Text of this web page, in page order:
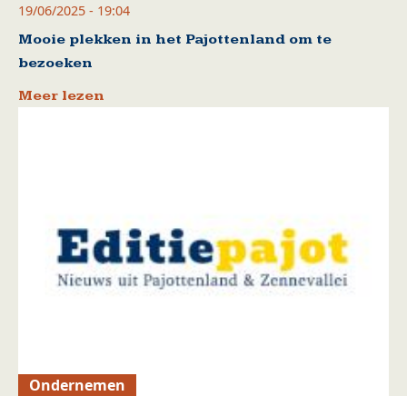
19/06/2025 - 19:04
Mooie plekken in het Pajottenland om te
bezoeken
Meer lezen
Ondernemen